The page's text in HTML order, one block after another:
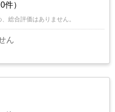
件）
総合評価はありません。
ん